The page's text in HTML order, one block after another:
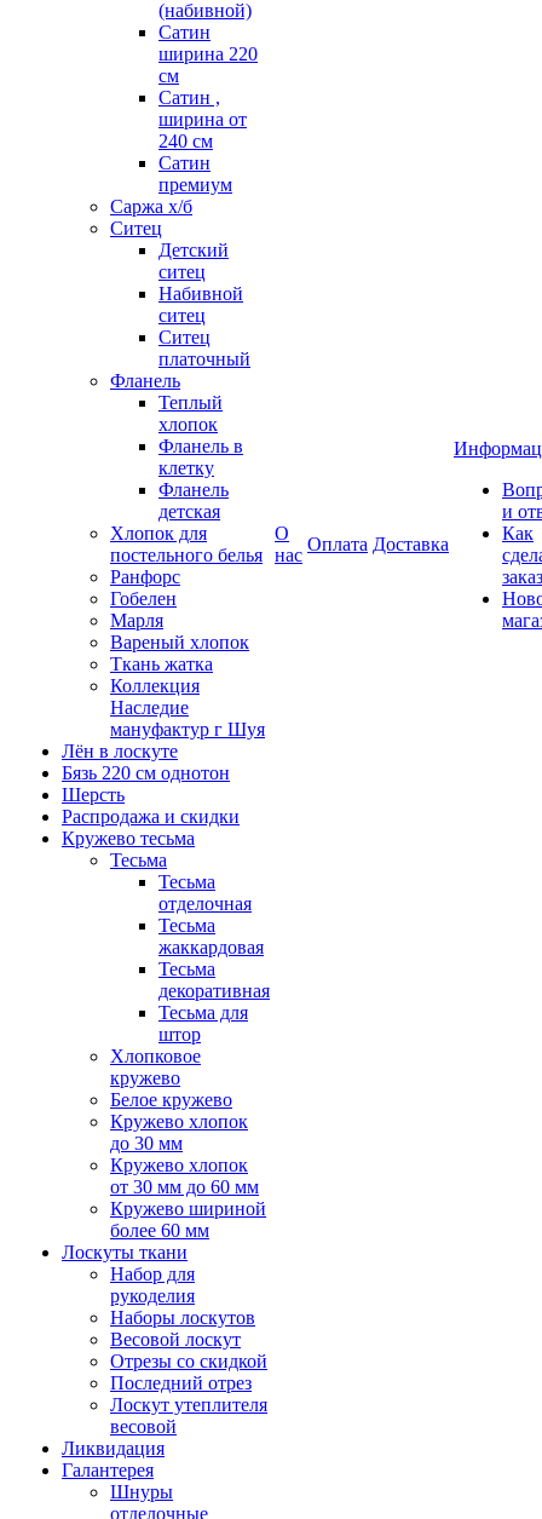
(набивной)
Сатин
ширина 220
см
Сатин ,
ширина от
240 см
Сатин
премиум
Саржа х/б
Ситец
Детский
ситец
Набивной
ситец
Ситец
платочный
Фланель
Теплый
хлопок
Фланель в
клетку
Фланель
детская
Хлопок для
постельного белья
Ранфорс
Гобелен
Марля
Вареный хлопок
Ткань жатка
Коллекция
Наследие
мануфактур г Шуя
Лён в лоскуте
Бязь 220 см однотон
Шерсть
Распродажа и скидки
Кружево тесьма
Тесьма
Тесьма
отделочная
Тесьма
жаккардовая
Тесьма
декоративная
Тесьма для
штор
Хлопковое
кружево
Белое кружево
Кружево хлопок
до 30 мм
Кружево хлопок
от 30 мм до 60 мм
Кружево шириной
более 60 мм
Лоскуты ткани
Набор для
рукоделия
Наборы лоскутов
Весовой лоскут
Отрезы со скидкой
Последний отрез
Лоскут утеплителя
весовой
Ликвидация
Галантерея
Шнуры
отделочные
О
нас
Оплата Доставка
и
Как
заказ